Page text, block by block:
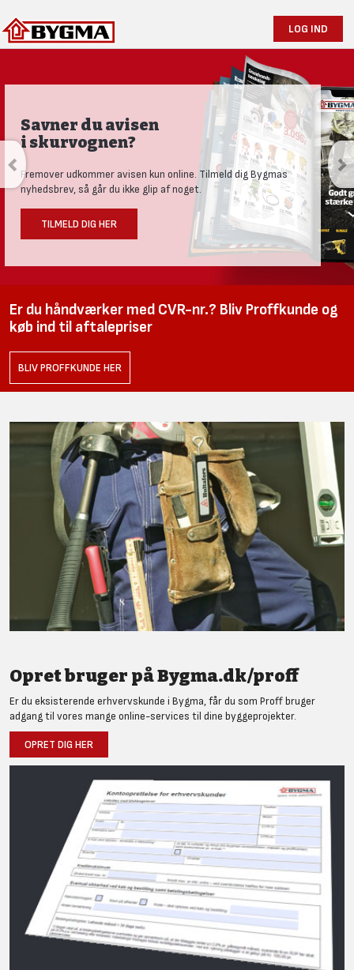
LOG IND
Produktnyheder og tests
Se vores nye univers med aktuelle nyheder til den nysgerrige
håndværker.
Er du håndværker med CVR-nr.? Bliv Proffkunde og
køb ind til aftalepriser
BLIV PROFFKUNDE HER
Opret bruger på Bygma.dk/proff
Er du eksisterende erhvervskunde i Bygma, får du som Proff bruger
adgang til vores mange online-services til dine byggeprojekter.
OPRET DIG HER